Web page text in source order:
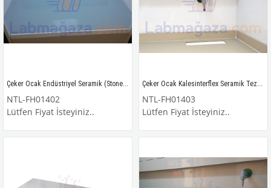
Çeker Ocak Endüstriyel Seramik (Stoneware) Tezgah Çalışma Yüzeyi
NTL-FH01402
Lütfen Fiyat İsteyiniz..
Çeker Ocak Kalesinterflex Seramik Tezgah Çalışma Yüzeyi
NTL-FH01403
Lütfen Fiyat İsteyiniz..